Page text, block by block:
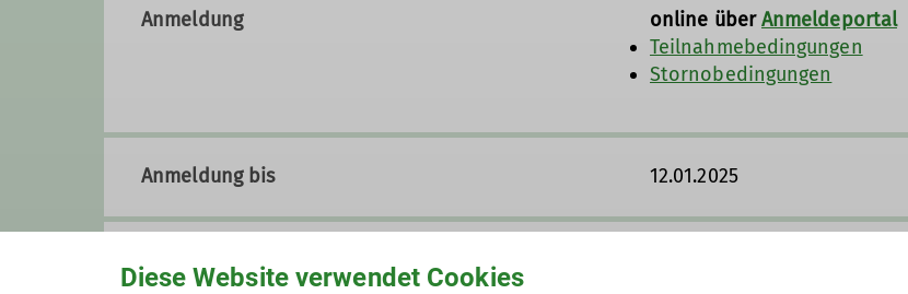
Anmeldung online überAnmeldeportal
Teilnahmebedingungen
Stornobedingungen
Anmeldung bis 12.01.2025
Preis
Diese Website verwendet Cookies